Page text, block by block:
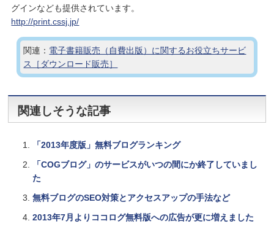
グインなども提供されています。
http://print.cssj.jp/
関連： 電子書籍販売（自費出版）に関するお役立ちサービ
ス［ダウンロード販売］
関連しそうな記事
「2013年度版」無料ブログランキング
「COGブログ」のサービスがいつの間にか終了していまし
た
無料ブログのSEO対策とアクセスアップの手法など
2013年7月よりココログ無料版への広告が更に増えました